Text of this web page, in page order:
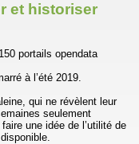
et historiser
portails opendata
à l’été 2019.
qui ne révèlent leur
seulement
une idée de l’utilité de